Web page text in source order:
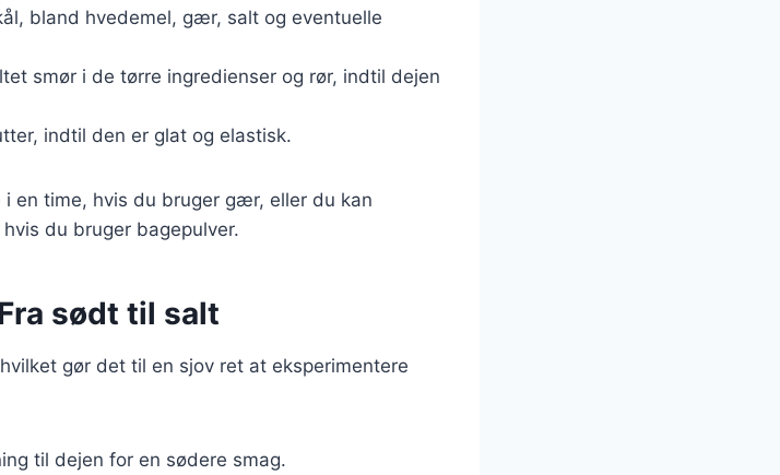
bland hvedemel, gær, salt og eventuelle
smør i de tørre ingredienser og rør, indtil dejen
indtil den er glat og elastisk.
en time, hvis du bruger gær, eller du kan
du bruger bagepulver.
sødt til salt
gør det til en sjov ret at eksperimentere
til dejen for en sødere smag.